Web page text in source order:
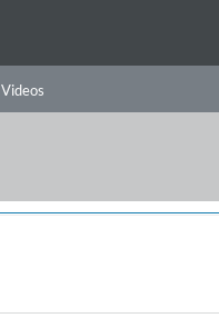
Videos